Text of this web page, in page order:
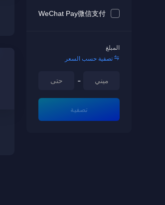
WeChat Pay微信支付
المبلغ
تصفية حسب السعر
-
تصفية